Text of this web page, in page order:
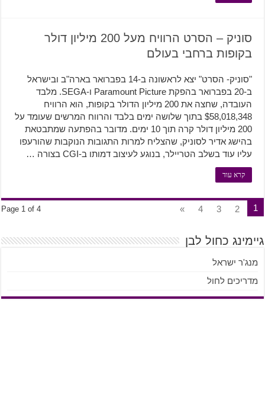
סוניק – הסרט הרוויח מעל 200 מיליון דולר
בקופות ברחבי בעולם
"סוניק- הסרט" יצא לראשונה ב-14 בפברואר בארה"ב ובישראל
ב-20 בפברואר בהפקת Paramount Picture ו-SEGA. מלבד
העובדה, שחצה את 200 מיליון הדולר בקופות, הוא הרוויח
$58,018,348 בתוך שלושה ימים בלבד והרווח המרשים שעומד על
200 מיליון דולר קרה תוך 10 ימים. מדובר בהפתעה שמתבטאת
בהישג אדיר לסוניק, שהצליח למרות התגובות הנוקבות שהורעפו
עליו עוד בשלב הטריילר, בנוגע לעיצוב דמותו ב-CGI בצורה …
קרא עוד
Page 1 of 4 1
2
3
4
»
גיימינג כחול לבן
מנג'ר ישראל
מדריכים לחול